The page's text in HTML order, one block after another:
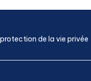
de la vie privée